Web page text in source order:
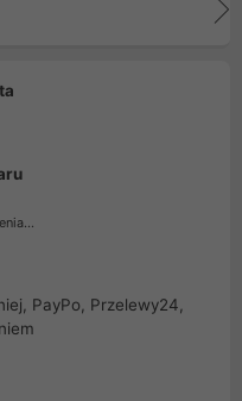
PayPo, Przelewy24,